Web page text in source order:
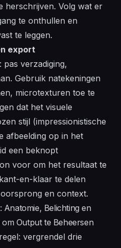
herschrijven. Volg wat er
te onthullen en
te leggen.
export
verzadiging,
Gebruik natekeningen
microtexturen toe te
dat het visuele
stijl (impressionistische
afbeelding op in het
een beknopt
voor om het resultaat te
en-klaar te delen
en context.
Anatomie, Belichting en
Output te Beheersen
vergrendel drie